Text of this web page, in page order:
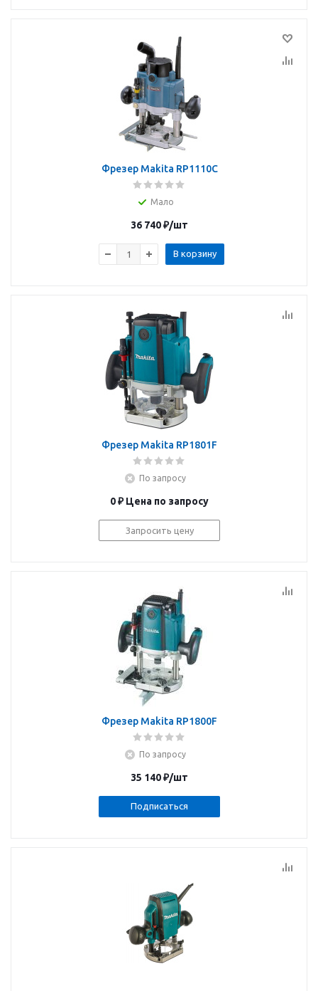
Фрезер Makita RP1110C
Мало
36 740₽/шт
В корзину
Фрезер Makita RP1801F
По запросу
0 ₽ Цена по запросу
Запросить цену
Фрезер Makita RP1800F
По запросу
35 140₽/шт
Подписаться